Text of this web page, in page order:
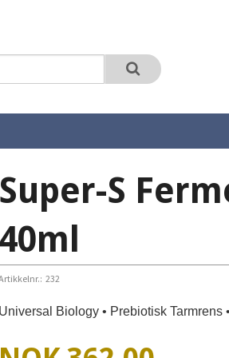
Super-S
40ml
232
Universal Biology • Prebiotisk